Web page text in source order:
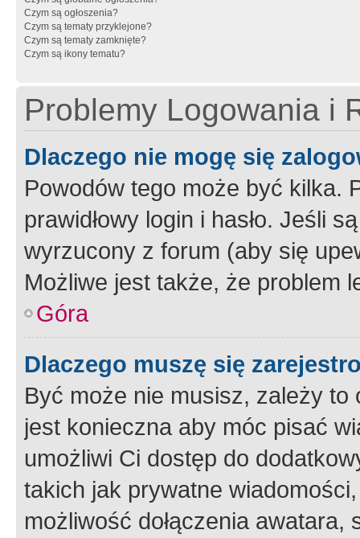
Czym są ogłoszenia?
Czym są tematy przyklejone?
Czym są tematy zamknięte?
Czym są ikony tematu?
Problemy Logowania i
Dlaczego nie mogę się
Powodów tego może być kilka.
prawidłowy login i hasło. Jeśli
wyrzucony z forum (aby się
Możliwe jest także, że problem
Góra
Dlaczego muszę się
Być może nie musisz, zależy
jest konieczna aby móc pisać
umożliwi Ci dostęp do
takich jak prywatne
możliwość dołączenia